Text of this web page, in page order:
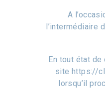
A
En tout état
site https://
lorsqu’il